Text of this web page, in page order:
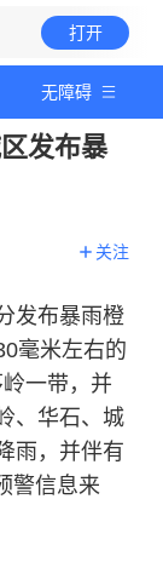
打开
无障碍
发布暴
关注
发布暴雨橙
毫米左右的
一带，并
、华石、城
雨，并伴有
警信息来